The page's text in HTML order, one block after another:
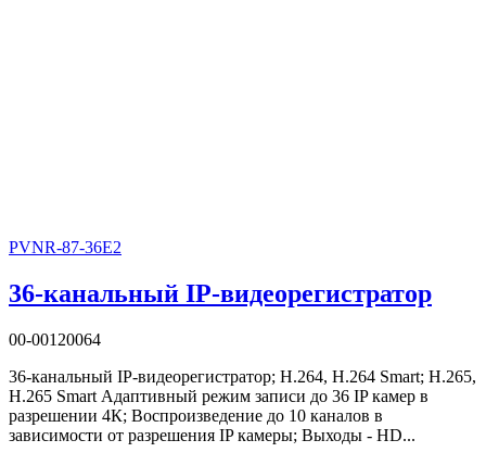
PVNR-87-36E2
36-канальный IP-видеорегистратор
00-00120064
36-канальный IP-видеорегистратор; H.264, H.264 Smart; H.265,
H.265 Smart Адаптивный режим записи до 36 IP камер в
разрешении 4К; Воспроизведение до 10 каналов в
зависимости от разрешения IP камеры; Выходы - HD...